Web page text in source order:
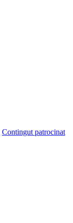
Contingut patrocinat